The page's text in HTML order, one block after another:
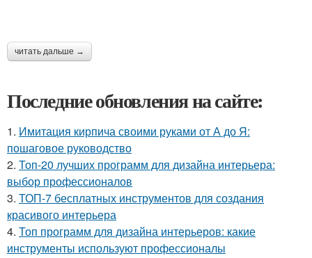
читать дальше →
Последние обновления на сайте:
1. Имитация кирпича своими руками от А до Я:
пошаговое руководство
2. Топ-20 лучших программ для дизайна интерьера:
выбор профессионалов
3. ТОП-7 бесплатных инструментов для создания
красивого интерьера
4. Топ программ для дизайна интерьеров: какие
инструменты используют профессионалы